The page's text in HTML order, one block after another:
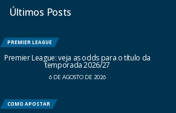
Últimos Posts
PREMIER LEAGUE
Premier League: veja as odds para o título da
temporada 2026/27
6 DE AGOSTO DE 2026
COMO APOSTAR